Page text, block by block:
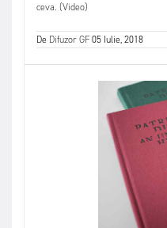
ceva. (Video)
De Difuzor GF05 Iulie, 2018